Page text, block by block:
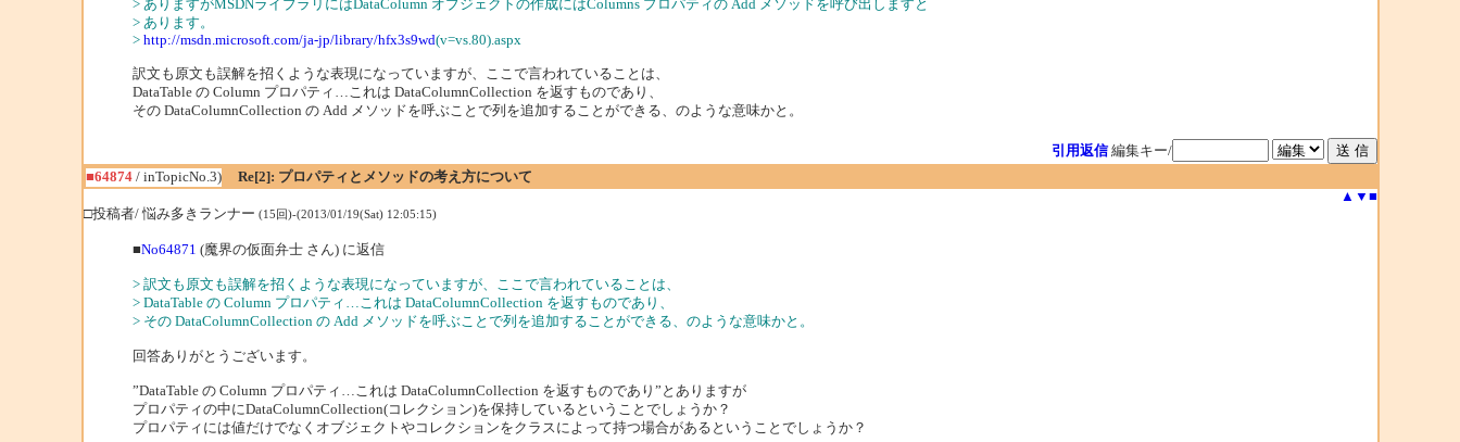
> ありますがMSDNライブラリにはDataColumn オブジェクトの作成にはColumns プロパティの Add メソッドを呼び出しますと
> あります。
> http://msdn.microsoft.com/ja-jp/library/hfx3s9wd(v=vs.80).aspx
訳文も原文も誤解を招くような表現になっていますが、ここで言われていることは、
DataTable の Column プロパティ…これは DataColumnCollection を返すものであり、
その DataColumnCollection の Add メソッドを呼ぶことで列を追加することができる、のような意味かと。
引用返信 編集キー/
■64874/ inTopicNo.3)
Re[2]: プロパティとメソッドの考え方について
▲ ▼ ■
□投稿者/ 悩み多きランナー (15回)-(2013/01/19(Sat) 12:05:15)
■No64871 (魔界の仮面弁士 さん) に返信
> 訳文も原文も誤解を招くような表現になっていますが、ここで言われていることは、
> DataTable の Column プロパティ…これは DataColumnCollection を返すものであり、
> その DataColumnCollection の Add メソッドを呼ぶことで列を追加することができる、のような意味かと。
回答ありがとうございます。
”DataTable の Column プロパティ…これは DataColumnCollection を返すものであり”とありますが
プロパティの中にDataColumnCollection(コレクション)を保持しているということでしょうか？
プロパティには値だけでなくオブジェクトやコレクションをクラスによって持つ場合があるということでしょうか？